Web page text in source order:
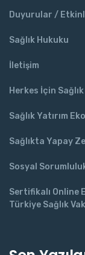
Duyurular /
Sağlık Hukuku
İletişim
Herkes İçin
Sağlık Yatırım
Sağlıkta Yapay
Sosyal
Sertifikalı Online
Türkiye Sağlık